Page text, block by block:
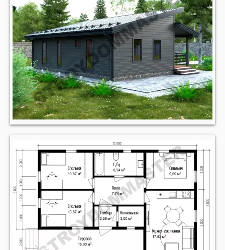
00
01
02
03
05
04
06
07
08
09